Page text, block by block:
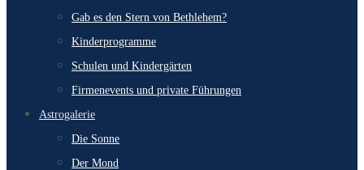
Gab es den Stern von Bethlehem?
Kinderprogramme
Schulen und Kindergärten
Firmenevents und private Führungen
Astrogalerie
Die Sonne
Der Mond